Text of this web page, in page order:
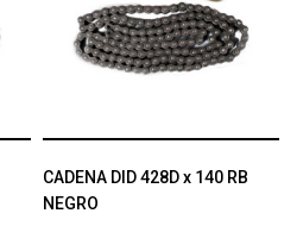
CADENA DID 428D x 140 RB
NEGRO